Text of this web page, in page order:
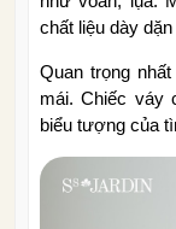
chất liệu dày
Quan trọng
mái. Chiếc váy
biểu tượng của